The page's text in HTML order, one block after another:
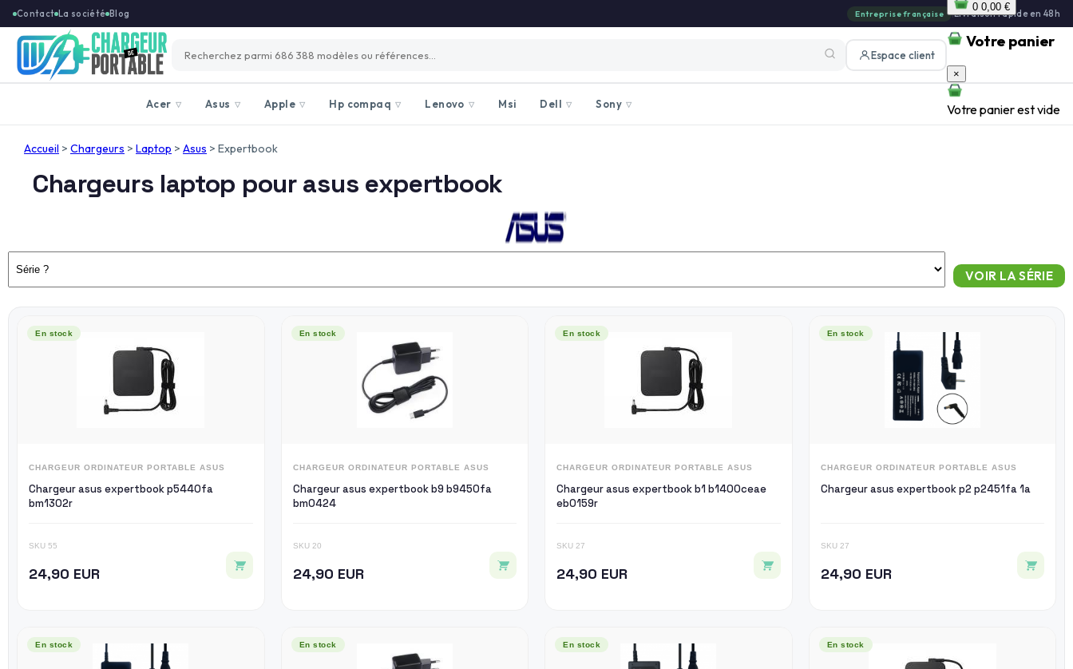
Contact La société Blog Entreprise française |Livraison rapide en 48h
Espace client
0 0,00 €
Votre panier
×
Votre panier est vide
Acer ▽ Asus ▽ Apple ▽ Hp compaq ▽ Lenovo ▽ Msi Dell ▽ Sony ▽
Accueil > Chargeurs > Laptop > Asus > Expertbook
Chargeurs laptop pour asus expertbook
En stock
CHARGEUR ORDINATEUR PORTABLE ASUS
Chargeur asus expertbook p5440fa
bm1302r
SKU 55
24,90 EUR
En stock
CHARGEUR ORDINATEUR PORTABLE ASUS
Chargeur asus expertbook b9 b9450fa
bm0424
SKU 20
24,90 EUR
En stock
CHARGEUR ORDINATEUR PORTABLE ASUS
Chargeur asus expertbook b1 b1400ceae
eb0159r
SKU 27
24,90 EUR
En stock
CHARGEUR ORDINATEUR PORTABLE ASUS
Chargeur asus expertbook p2 p2451fa 1a
SKU 27
24,90 EUR
En stock En stock En stock En stock